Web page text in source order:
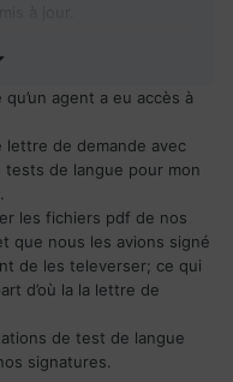
agent a eu accès à
lettre de demande avec
tests de langue pour mon
les fichiers pdf de nos
que nous les avions signé
de les televerser; ce qui
d’où la la lettre de
de test de langue
signatures.